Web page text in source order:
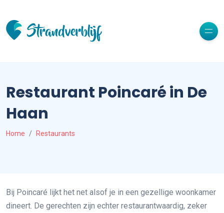
Restaurant Poincaré in De
Haan
Home Restaurants
Bij Poincaré lijkt het net alsof je in een gezellige woonkamer
dineert. De gerechten zijn echter restaurantwaardig, zeker